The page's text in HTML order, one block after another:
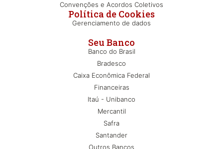
Seu Banco
Banco do Brasil
Bradesco
Caixa Econômica Federal
Financeiras
Itaú - Unibanco
Mercantil
Safra
Santander
Outros Bancos
Convenções e Acordos Coletivos
Política de Cookies
Gerenciamento de dados